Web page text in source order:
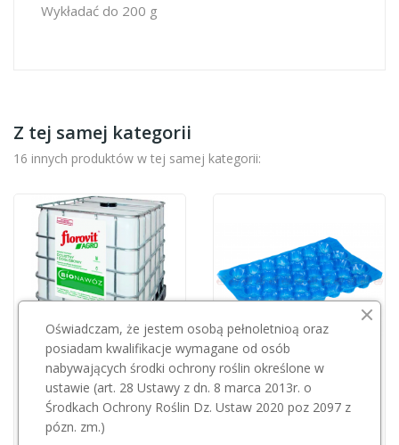
Wykładać do 200 g
Z tej samej kategorii
16 innych produktów w tej samej kategorii:
GRUPA INCO
Florovit Agro Bionawóz 1000l
3 450,00 zł
Przepraszamy, ten produkt
jest niedostępny.
Oświadczam, że jestem osobą pełnoletnioą oraz
posiadam kwalifikacje wymagane od osób
nabywających środki ochrony roślin określone w
ustawie (art. 28 Ustawy z dn. 8 marca 2013r. o
Środkach Ochrony Roślin Dz. Ustaw 2020 poz 2097 z
pózn. zm.)